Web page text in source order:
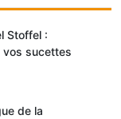
Stoffel :
vos sucettes
de la